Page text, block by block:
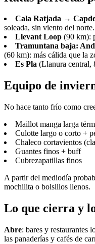
Cala Ratjada →
soleada, sin viento del norte.
Llevant Loop (90 km):
Tramuntana baja:
(60 km): más cálida que la
Es Pla (Llanura central,
Equipo de
No hace tanto frío como
Maillot manga larga
Culotte largo o corto +
Chaleco cortavientos
Guantes finos + buff
Cubrezapatillas finos
A partir del mediodía
mochilita o bolsillos llenos.
Lo que cierra y
Abre: bares y restaurantes
las panaderías y cafés de